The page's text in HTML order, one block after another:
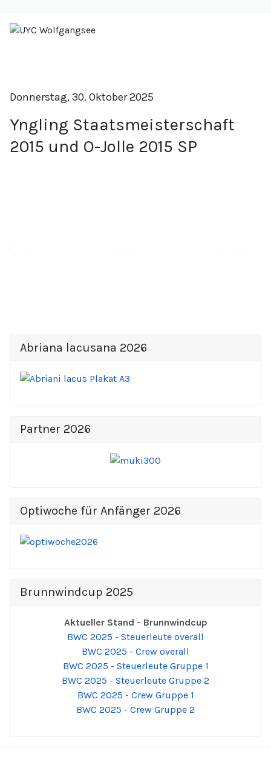
Donnerstag, 30. Oktober 2025
Yngling Staatsmeisterschaft
2015 und O-Jolle 2015 SP
Abriana lacusana 2026
Partner 2026
Optiwoche für Anfänger 2026
Brunnwindcup 2025
Aktueller Stand - Brunnwindcup
BWC 2025 - Steuerleute overall
BWC 2025 - Crew overall
BWC 2025 - Steuerleute Gruppe 1
BWC 2025 - Steuerleute Gruppe 2
BWC 2025 - Crew Gruppe 1
BWC 2025 - Crew Gruppe 2